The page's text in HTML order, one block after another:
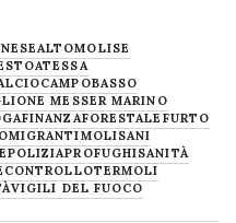
ALTOMOLISE
ATESSA
CAMPOBASSO
MESSER MARINO
FINANZAFORESTALE FURTO
MIGRANTIMOLISANI
POLIZIAPROFUGHISANITÀ
TERMOLI
VIGILI DEL FUOCO